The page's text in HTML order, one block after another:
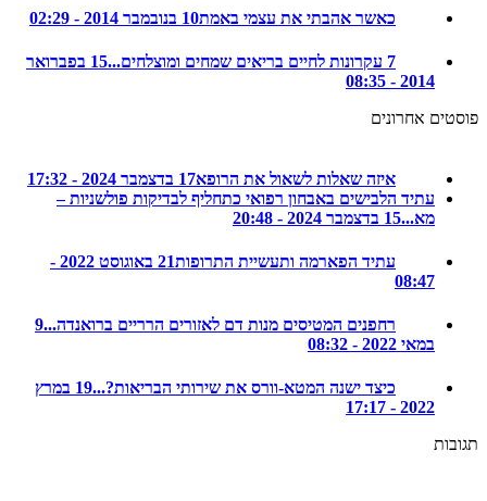
כאשר אהבתי את עצמי באמת 10 בנובמבר 2014 - 02:29
15 בפברואר
אחרונים
איזה שאלות לשאול את הרופא17 בדצמבר 2024 - 17:32
עתיד הלבישים באבחון רפואי כתחליף לבדיקות פולשניות –
15 בדצמבר 2024 - 20:48
עתיד הפארמה ותעשיית התרופות
21 באוגוסט 2022 -
רחפנים המטיסים מנות דם לאזורים הרריים ברואנדה...9
כיצד ישנה המטא-וורס את שירותי הבריאות?...
19 במרץ